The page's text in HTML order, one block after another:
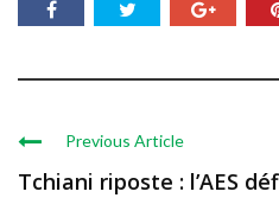
Previous Article
Tchiani riposte : l’AES